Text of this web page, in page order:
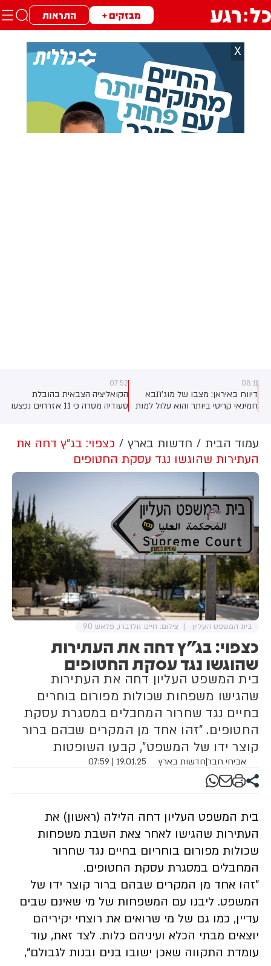
מבזקים + התראות
X
08:11
דיווח באיראן: מצבו של מוג'תבא
חמינאי קריטי ביותר והוא עלול למות
האופוזיציה IranWire כי השיח על
מצבו מדובר בדרגים הבכירים
ביותר במשטר. לדבריהם, חמינאי
לא נפגש עם אף חבר קבינט מאז
התקיפה האמריקנית שבה נהרג אביו
ובני משפחה נוספים.
07:52
הקואליציה הצבאית בהובלת
סעודיה מסרה כי 11 אזרחים נפצעו
- ילד בן 4.
עמוד הבית חדשות בארץ
כצפוי: בג"ץ דחה את
העתירות שהוגשו נגד עסקת החטופים
כצפוי: בג"ץ דחה את העתירות
שהוגשו נגד עסקת החטופים
בית המשפט העליון דחה את העתירות
שהגישו משפחות שכולות מפורום בוחרים
בחיים נגד שחרור המחבלים במסגרת עסקת
החטופים. "זהו אחד מן המקרים שבהם ברור
קוצר ידו של המשפט", קבעו השופטות
אביחי חבר|חדשות בארץ 19.01.25 | 07:59
בית המשפט העליון צילום: חיים גולדברג, פלאש 90
בית המשפט העליון דחה הלילה (ראשון) את
העתירות שהגישו לאחר צאת השבת משפחות
שכולות מפורום בוחריום בחיים נגד שחרור
המחבלים במסגרת עסקת החטופים.
"זהו אחד מן המקרים שבהם ברור קוצר ידו של
המשפט. ליבנו עם המשפחות של מי שאינם שבים
עדיין, כמו גם של מי שרואים את רוצחי יקיריהם
יוצאים מבתי הכלא ועיניהם כלות. לצד זאת, עוד
עומדת התקווה שאכן ישובו בנים ובנות לגבולם",